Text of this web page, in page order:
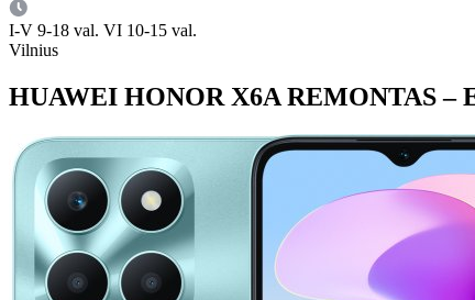
I-V 9-18 val. VI 10-15 val.
Vilnius
HUAWEI HONOR X6A REMONTAS